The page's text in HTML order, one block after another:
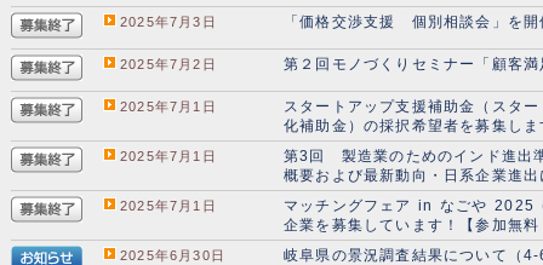
2025年7月3日 「価格交渉支援 個別相談会」を
2025年7月2日 第２回モノづくりセミナー「顧客
2025年7月1日
スタートアップ支援補助金（スタ
化補助金）の採択希望者を募集し
2025年7月1日
第3回 製造業のためのインド進出
概要および最新動向・日系企業進
2025年7月1日
マッチングフェア in なごや 2025
企業を募集しています！【参加無
2025年6月30日 岐阜県の景況調査結果について（